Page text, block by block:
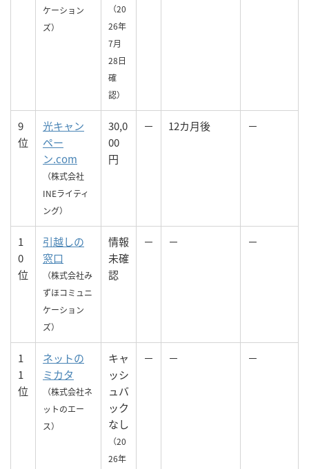
ケーション
ズ）
（20
26年
7月
28日
確
認）
9
位
光キャン
ペー
ン.com
（株式会社
INEライティ
ング）
30,0
00
円
－ 12カ月後 －
1
0
位
引越しの
窓口
（株式会社み
ずほコミュニ
ケーション
ズ）
情報
未確
認
－ － －
1
1
位
ネットの
ミカタ
（株式会社ネ
ットのエー
ス）
キャ
ッシ
ュバ
ック
なし
（20
26年
－ － －